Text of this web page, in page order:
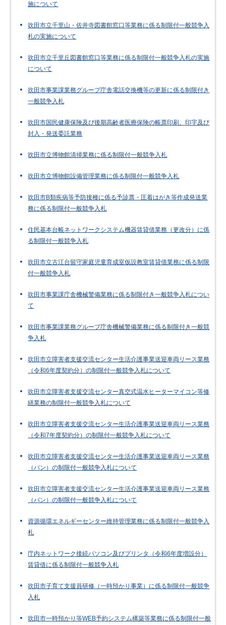
施について
吹田市立千里山・佐井寺図書館窓口等業務に係る制限付一般競争入
札の実施について
吹田市立千里丘図書館窓口等業務に係る制限付一般競争入札の実施
について
吹田市事業課業務グループ庁舎電話交換機等の更新に係る制限付き
一般競争入札
吹田市国民健康保険及び後期高齢者医療保険の帳票印刷、印字及び
封入・発送委託業務
吹田市立博物館清掃業務に係る制限付一般競争入札
吹田市立博物館設備管理業務に係る制限付一般競争入札
吹田市B類疾病等予防接種に係る予診票・圧着はがき等作成発送業
務に係る制限付一般競争入札
住民基本台帳ネットワークシステム機器賃貸借業務（更改分）に係
る制限付一般競争入札
吹田市立古江台留守家庭児童育成室仮設教室賃貸借業務に係る制限
付一般競争入札
吹田市事業課庁舎機械警備業務に係る制限付き一般競争入札につい
て
吹田市事業課業務グループ庁舎機械警備業務に係る制限付き一般競
争入札
吹田市立障害者支援交流センター生活介護事業送迎車両リース業務
（令和6年度契約分）の制限付一般競争入札について
吹田市立障害者支援交流センター真空式温水ヒーターマイコン等修
繕業務の制限付一般競争入札について
吹田市立障害者支援交流センター生活介護事業送迎車両リース業務
（令和7年度契約分）の制限付一般競争入札について
吹田市立障害者支援交流センター生活介護事業送迎車両リース業務
（バン）の制限付一般競争入札について
吹田市立障害者支援交流センター生活介護事業送迎車両リース業務
（バン）の制限付一般競争入札について
資源循環エネルギーセンター維持管理業務に係る制限付一般競争入
札
庁内ネットワーク接続パソコン及びプリンタ（令和6年度増設分）
賃貸借に係る制限付一般競争入札
吹田市子育て支援員研修（一時預かり事業）に係る制限付一般競争
入札
吹田市一時預かり等WEB予約システム構築等業務に係る制限付一般